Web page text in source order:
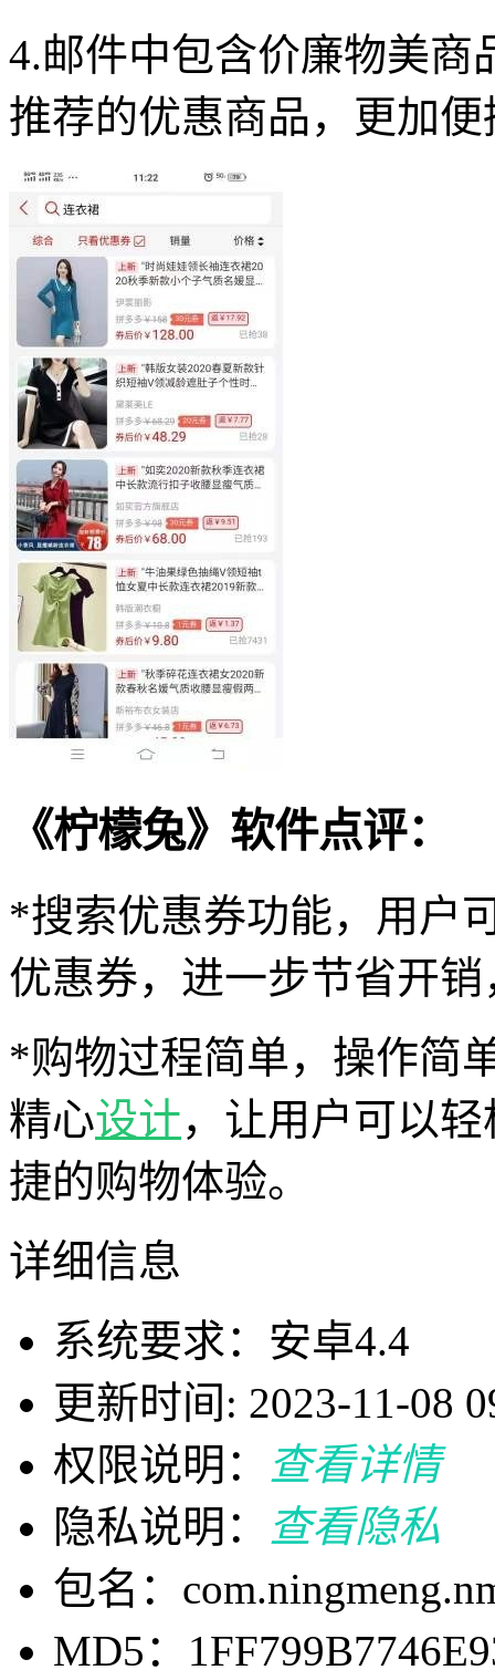
4.邮件中包含价廉物美商
推荐的优惠商品，更加
《柠檬兔》软件点评：
*搜索优惠券功能，用户
优惠券，进一步节省开
*购物过程简单，操作简
精心设计，让用户可以
捷的购物体验。
详细信息
系统要求：安卓4.4
更新时间: 2023-11-08
权限说明：
查看详情
隐私说明：
查看隐私
包名：
MD5：